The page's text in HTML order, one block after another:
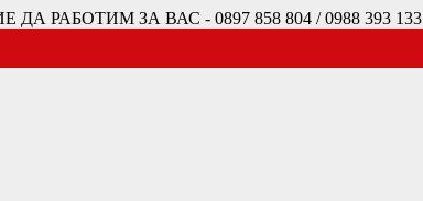
РАБОТИМ ЗА ВАС - 0897 858 804 / 0988 393 133